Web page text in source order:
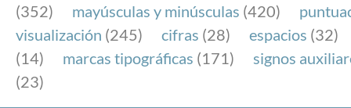
(352)
mayúsculas y minúsculas (420)
visualización (245) cifras (28) espacios (32)
(14)
marcas tipográficas (171)
signos
(23)